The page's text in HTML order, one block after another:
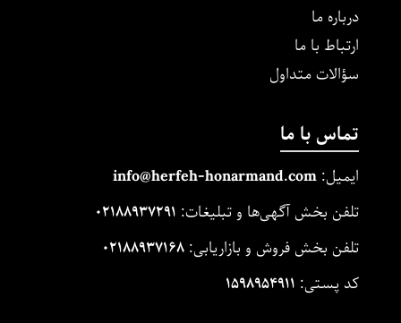
درباره ما
ارتباط با ما
سؤالات متداول
تماس با ما
ایمیل: info@herfeh-honarmand.com
تلفن بخش آگهی‌ها و تبلیغات: ۰۲۱۸۸۹۳۷۲۹۱
تلفن بخش فروش و بازاریابی: ۰۲۱۸۸۹۳۷۱۶۸
کد پستی: ۱۵۹۸۹۵۴۹۱۱